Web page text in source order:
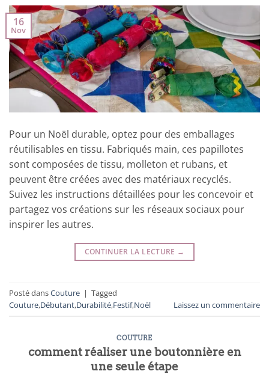
16
Nov
Pour un Noël durable, optez pour des emballages
réutilisables en tissu. Fabriqués main, ces papillotes
sont composées de tissu, molleton et rubans, et
peuvent être créées avec des matériaux recyclés.
Suivez les instructions détaillées pour les concevoir et
partagez vos créations sur les réseaux sociaux pour
inspirer les autres.
CONTINUER LA LECTURE →
Posté dansCouture | Tagged
Couture,Débutant,Durabilité,Festif,Noël Laissez un commentaire
COUTURE
comment réaliser une boutonnière en
une seule étape